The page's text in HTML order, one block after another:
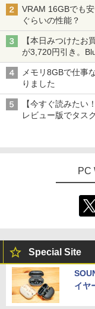
VRAM 16GBでも
ぐらいの性能？
【本日みつけたお
が3,720円引き。
メモリ8GBで仕
りました
【今すぐ読みたい
レビュー版でタス
PC
Special Site
イヤ